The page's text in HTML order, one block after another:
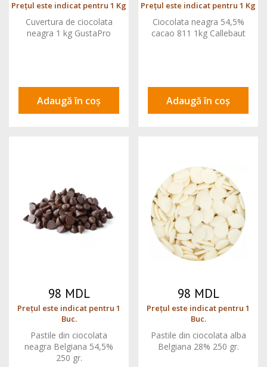
Prețul este indicat pentru 1 Kg
Cuvertura de ciocolata
neagra 1 kg GustaPro
Adaugă în coș
Prețul este indicat pentru 1 Kg
Ciocolata neagra 54,5%
cacao 811 1kg Callebaut
Adaugă în coș
98 MDL
Prețul este indicat pentru 1
Buc.
Pastile din ciocolata
neagra Belgiana 54,5%
250 gr.
98 MDL
Prețul este indicat pentru 1
Buc.
Pastile din ciocolata alba
Belgiana 28% 250 gr.